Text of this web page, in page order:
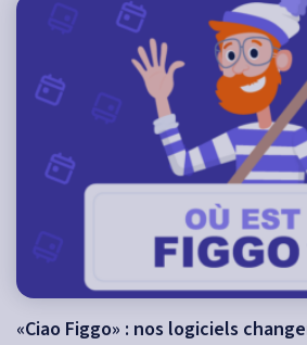
«Ciao Figgo» : nos logiciels